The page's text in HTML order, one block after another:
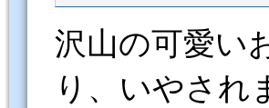
沢山の可愛い
り、いやされ